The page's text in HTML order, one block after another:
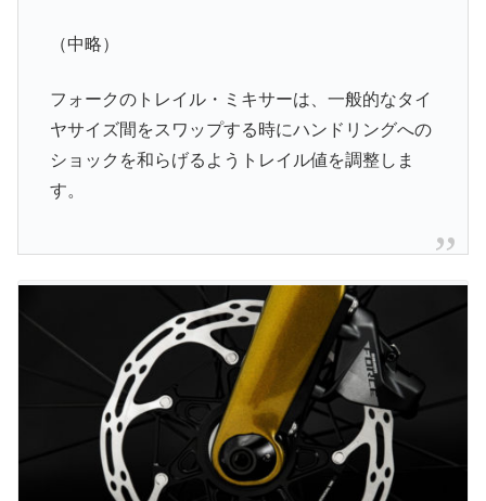
（中略）
フォークのトレイル・ミキサーは、一般的なタイ
ヤサイズ間をスワップする時にハンドリングへの
ショックを和らげるようトレイル値を調整しま
す。